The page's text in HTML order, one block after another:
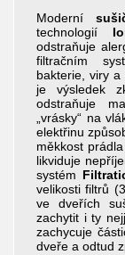
Moderní
technologií
odstraňuje
filtračním
bakterie, viry
je výsledek
odstraňuje
„vrásky“ na
elektřinu
měkkost
likviduje
systém
velikosti filtrů
ve dveřích
zachytit i ty
zachycuje
dveře a odtud